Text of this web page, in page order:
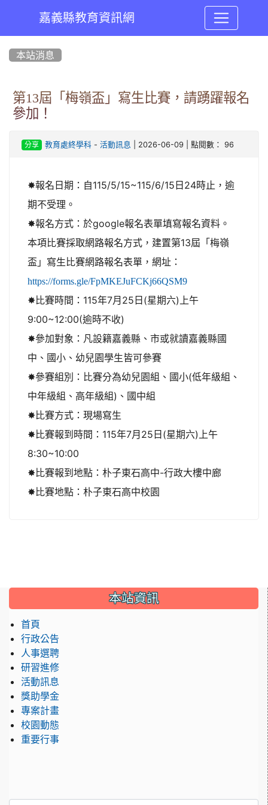
嘉義縣教育資訊網
本站消息
第13屆「梅嶺盃」寫生比賽，請踴躍報名
參加！
分享 教育處終學科- 活動訊息 | 2026-06-09 | 點閱數： 96
✸報名日期：自115/5/15~115/6/15日24時止，逾
期不受理。
✸報名方式：於google報名表單填寫報名資料。
本項比賽採取網路報名方式，建置第13屆「梅嶺
盃」寫生比賽網路報名表單，網址：
https://forms.gle/FpMKEJuFCKj66QSM9
✸比賽時間：115年7月25日(星期六)上午
9:00~12:00(逾時不收)
✸參加對象：凡設籍嘉義縣、市或就讀嘉義縣國
中、國小、幼兒園學生皆可參賽
✸參賽組別：比賽分為幼兒園組、國小(低年級組、
中年級組、高年級組)、國中組
✸比賽方式：現場寫生
✸比賽報到時間：115年7月25日(星期六)上午
8:30~10:00
✸比賽報到地點：朴子東石高中-行政大樓中廊
✸比賽地點：朴子東石高中校園
::: 本站資訊
首頁
行政公告
人事選聘
研習進修
活動訊息
獎助學金
專案計畫
校園動態
重要行事